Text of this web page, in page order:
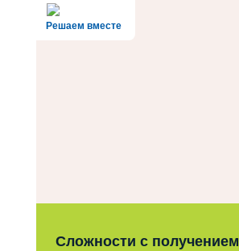
Решаем вместе
Сложности с получением